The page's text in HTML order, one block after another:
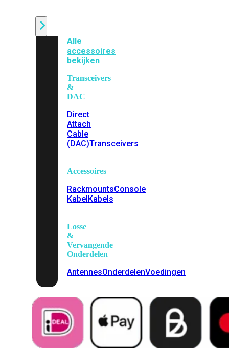
Alle
accessoires
bekijken
Transceivers
&
DAC
Direct
Attach
Cable
(DAC)Transceivers
Accessoires
RackmountsConsole
KabelKabels
Losse
&
Vervangende
Onderdelen
AntennesOnderdelenVoedingen